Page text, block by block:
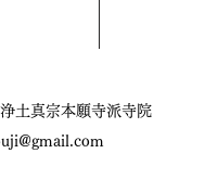
土真宗本願寺派寺院